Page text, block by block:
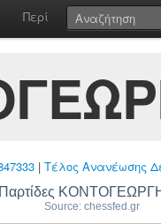
Περί
| Τέλος Ανανέωσης
Παρτίδες
Source: chessfed.gr